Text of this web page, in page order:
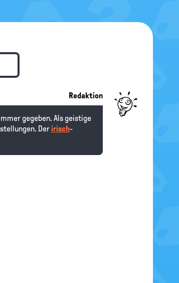
Redaktion
gegeben. Als geistige
Deririsch-